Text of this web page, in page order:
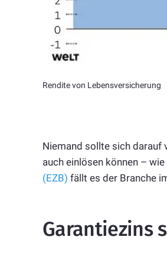
Rendite von
Niemand sollte sich darauf
auch einlösen können –
(EZB) fällt es der Branche
Garantiezins